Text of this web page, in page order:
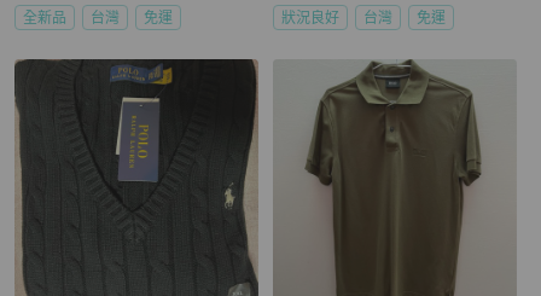
全新品 台灣 免運 狀況良好 台灣 免運